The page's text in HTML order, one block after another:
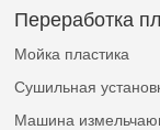
Переработка
Мойка пластика
Сушильная
Машина